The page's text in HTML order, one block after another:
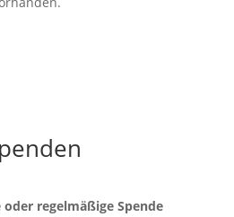
oder regelmäßige Spende